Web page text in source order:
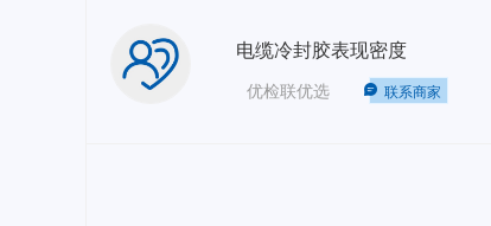
电缆冷封胶表现密度
优检联优选 联系商家